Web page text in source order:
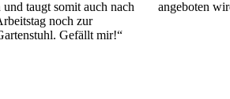
taugt somit auch nach
noch zur
Gefällt mir!“
angeboten